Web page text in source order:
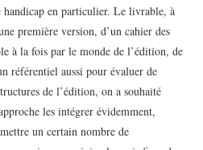
handicap en particulier. Le livrable, à
première version, d’un cahier des
à la fois par le monde de l’édition, de
référentiel aussi pour évaluer de
de l’édition, on a souhaité
les intégrer évidemment,
un certain nombre de